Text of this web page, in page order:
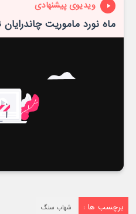
ویدیوی پیشنهادی
ماه نورد ماموریت چاندرایان 3 در حال ترک فرودگر
برچسب ها : شهاب سنگ